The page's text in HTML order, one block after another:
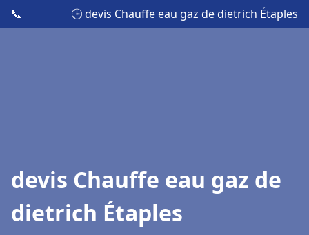
📞 🕒 devis Chauffe eau gaz de dietrich Étaples
devis Chauffe eau gaz de
dietrich Étaples